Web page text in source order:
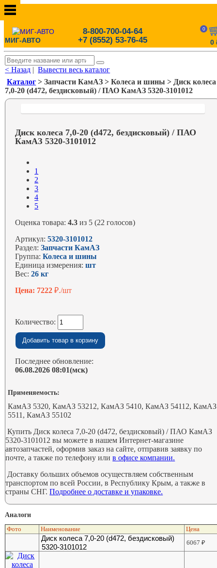
МИГ-АВТО
8-800-700-04-64
+7 (8552) 53-76-45
0
0
< Назад |Вывести весь каталог
Каталог > Запчасти КамАЗ > Колеса и шины > Диск колеса
7,0-20 (d472, бездисковый) / ПАО КамАЗ 5320-3101012
Диск колеса 7,0-20 (d472, бездисковый) / ПАО
КамАЗ 5320-3101012
1
2
3
4
5
Оценка товара:4.3 из 5 (22 голосов)
Артикул:5320-3101012
Раздел:Запчасти КамАЗ
Группа:Колеса и шины
Единица измерения:шт
Вес:26 кг
Цена: 7222₽./шт
Количество:
Последнее обновление:
06.08.2026 08:01(мск)
Применяемость:
КамАЗ 5320, КамАЗ 53212, КамАЗ 5410, КамАЗ 54112, КамАЗ
5511, КамАЗ 55102
Купить Диск колеса 7,0-20 (d472, бездисковый) / ПАО КамАЗ
5320-3101012 вы можете в нашем Интернет-магазине
автозапчастей, оформив заказ на сайте, отправив заявку по
почте, а также по телефону илив офисе компании.
Доставку больших объемов осуществляем собственным
транспортом по всей России, в Республику Крым, а также в
страны СНГ.Подробнее о доставке и упаковке.
Аналоги
Фото Наименование Цена
Диск колеса 7,0-20 (d472, бездисковый)
5320-3101012
6067₽